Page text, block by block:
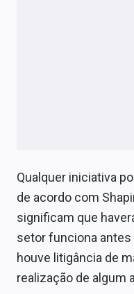
Qualquer iniciativa
de acordo com
significam que
setor funciona antes
houve litigância de
realização de algum